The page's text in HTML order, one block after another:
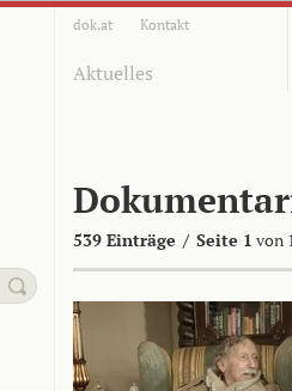
dok.at Kontakt
Aktuelles
539 Einträge / Seite 1 von